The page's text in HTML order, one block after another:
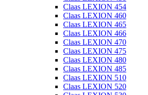
Claas LEXION 454
Claas LEXION 460
Claas LEXION 465
Claas LEXION 466
Claas LEXION 470
Claas LEXION 475
Claas LEXION 480
Claas LEXION 485
Claas LEXION 510
Claas LEXION 520